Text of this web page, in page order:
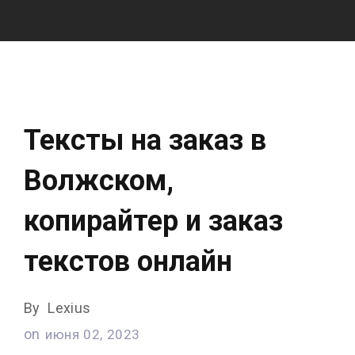
Тексты на заказ в
Волжском,
копирайтер и заказ
текстов онлайн
By Lexius
on июня 02, 2023